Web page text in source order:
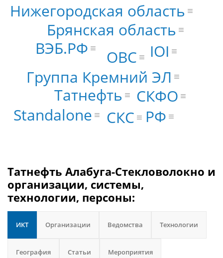
Группа Кремний ЭЛ
ОВС
Татнефть
ВЭБ.РФ
Standalone СКС
СКФО
Брянская область
РФ
Нижегородская область
IOI
Татнефть Алабуга-Стекловолокно и
организации, системы,
технологии, персоны:
ИКТ Организации Ведомства Технологии
География Статьи Мероприятия